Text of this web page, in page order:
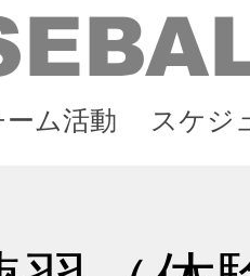
ーム活動 スケジ